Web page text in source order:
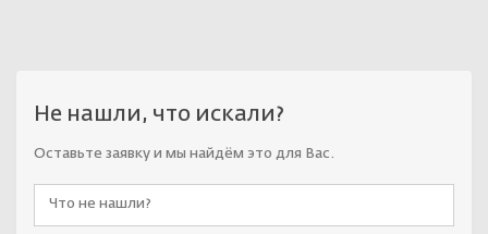
Не нашли, что искали?
Оставьте заявку и мы найдём это для Вас.